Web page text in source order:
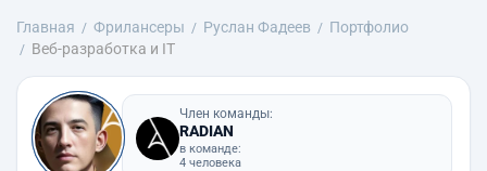
Главная Фрилансеры Руслан Фадеев
Портфолио
Веб-разработка и IT
Член команды:
RADIAN
в команде:
4 человека